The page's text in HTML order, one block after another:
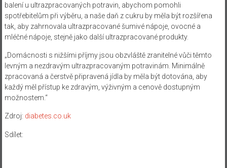
balení u ultrazpracovaných potravin, abychom pomohli
spotřebitelům při výběru, a naše daň z cukru by měla být rozšířena
tak, aby zahrnovala ultrazpracované šumivé nápoje, ovocné a
mléčné nápoje, stejně jako další ultrazpracované produkty.
„Domácnosti s nižšími příjmy jsou obzvláště zranitelné vůči těmto
levným a nezdravým ultrazpracovaným potravinám. Minimálně
zpracovaná a čerstvě připravená jídla by měla být dotována, aby
každý měl přístup ke zdravým, výživným a cenově dostupným
možnostem.“
Zdroj: diabetes.co.uk
Sdílet: